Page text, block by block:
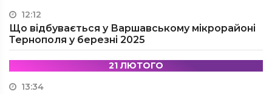
12:12
Що відбувається у Варшавському мікрорайоні
Тернополя у березні 2025
21 ЛЮТОГО
13:34